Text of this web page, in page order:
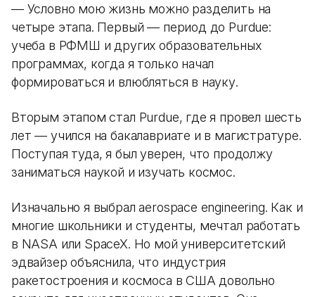
— Условно мою жизнь можно разделить на
четыре этапа. Первый — период до Purdue:
учеба в РФМШ и других образовательных
программах, когда я только начал
формироваться и влюбляться в науку.
Вторым этапом стал Purdue, где я провел шесть
лет — учился на бакалавриате и в магистратуре.
Поступая туда, я был уверен, что продолжу
заниматься наукой и изучать космос.
Изначально я выбрал aerospace engineering. Как и
многие школьники и студенты, мечтал работать
в NASA или SpaceX. Но мой университетский
эдвайзер объяснила, что индустрия
ракетостроения и космоса в США довольно